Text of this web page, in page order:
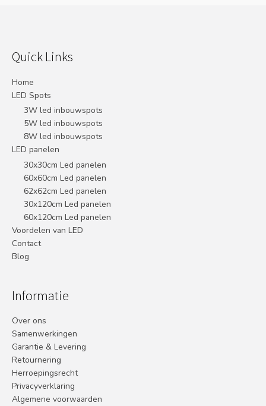
Quick Links
Home
LED Spots
3W led inbouwspots
5W led inbouwspots
8W led inbouwspots
LED panelen
30x30cm Led panelen
60x60cm Led panelen
62x62cm Led panelen
30x120cm Led panelen
60x120cm Led panelen
Voordelen van LED
Contact
Blog
Informatie
Over ons
Samenwerkingen
Garantie & Levering
Retournering
Herroepingsrecht
Privacyverklaring
Algemene voorwaarden